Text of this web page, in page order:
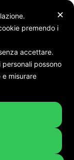
✕
premendo i
accettare.
possono
misurare